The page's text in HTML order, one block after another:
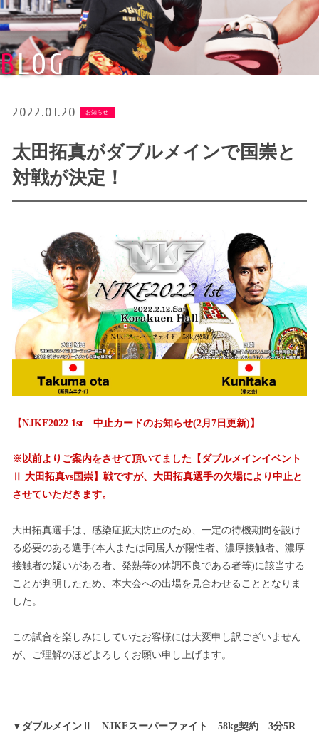
BLOG
2022.01.20 お知らせ
太田拓真がダブルメインで国崇と
対戦が決定！
【NJKF2022 1st 中止カードのお知らせ(2月7日更新)】
※以前よりご案内をさせて頂いてました【ダブルメインイベント
Ⅱ 大田拓真vs国崇】戦ですが、大田拓真選手の欠場により中止と
させていただきます。
大田拓真選手は、感染症拡大防止のため、一定の待機期間を設け
る必要のある選手(本人または同居人が陽性者、濃厚接触者、濃厚
接触者の疑いがある者、発熱等の体調不良である者等)に該当する
ことが判明したため、本大会への出場を見合わせることとなりま
した。
この試合を楽しみにしていたお客様には大変申し訳ございません
が、ご理解のほどよろしくお願い申し上げます。
▼ダブルメインⅡ NJKFスーパーファイト 58kg契約 3分5R